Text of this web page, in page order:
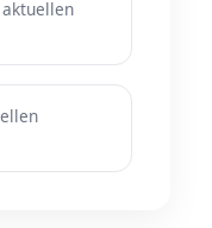
aktuellen